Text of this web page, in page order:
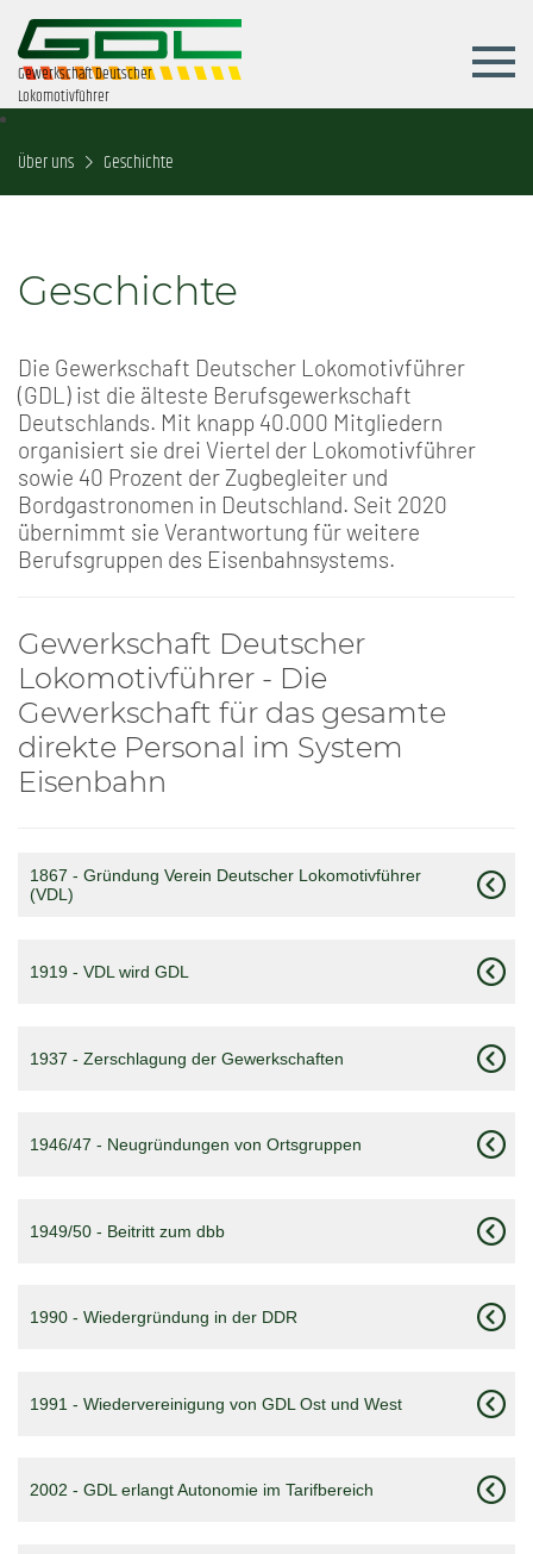
Gewerkschaft Deutscher
Lokomotivführer
Über uns Geschichte
Geschichte
Die Gewerkschaft Deutscher Lokomotivführer
(GDL) ist die älteste Berufsgewerkschaft
Deutschlands. Mit knapp 40.000 Mitgliedern
organisiert sie drei Viertel der Lokomotivführer
sowie 40 Prozent der Zugbegleiter und
Bordgastronomen in Deutschland. Seit 2020
übernimmt sie Verantwortung für weitere
Berufsgruppen des Eisenbahnsystems.
Gewerkschaft Deutscher
Lokomotivführer - Die
Gewerkschaft für das gesamte
direkte Personal im System
Eisenbahn
1867 - Gründung Verein Deutscher Lokomotivführer
(VDL)
1919 - VDL wird GDL
1937 - Zerschlagung der Gewerkschaften
1946/47 - Neugründungen von Ortsgruppen
1949/50 - Beitritt zum dbb
1990 - Wiedergründung in der DDR
1991 - Wiedervereinigung von GDL Ost und West
2002 - GDL erlangt Autonomie im Tarifbereich